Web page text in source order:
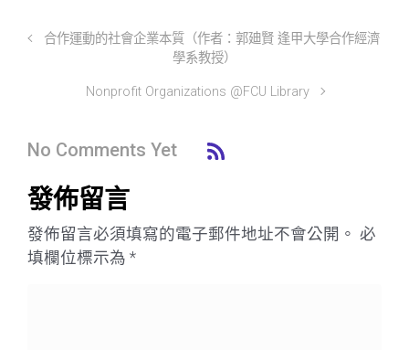
合作運動的社會企業本質（作者：郭廸賢 逢甲大學合作經濟
學系教授）
Nonprofit Organizations @FCU Library
No Comments Yet
發佈留言
發佈留言必須填寫的電子郵件地址不會公開。 必
填欄位標示為 *